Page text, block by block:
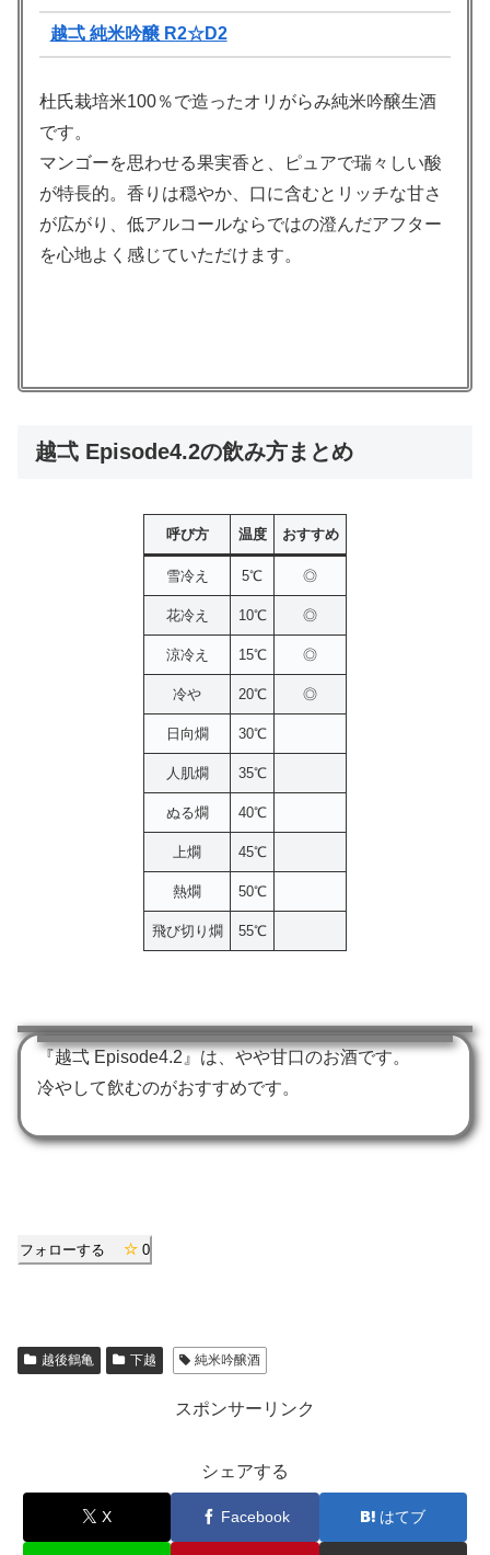
越弌 純米吟醸 R2☆D2
杜氏栽培米100％で造ったオリがらみ純米吟醸生酒
です。
マンゴーを思わせる果実香と、ピュアで瑞々しい酸
が特長的。香りは穏やか、口に含むとリッチな甘さ
が広がり、低アルコールならではの澄んだアフター
を心地よく感じていただけます。
越弌 Episode4.2の飲み方まとめ
呼び方 温度 おすすめ
雪冷え 5℃ ◎
花冷え 10℃ ◎
涼冷え 15℃ ◎
冷や 20℃ ◎
日向燗 30℃
人肌燗 35℃
ぬる燗 40℃
上燗 45℃
熱燗 50℃
飛び切り燗 55℃
『越弌 Episode4.2』は、やや甘口のお酒です。
冷やして飲むのがおすすめです。
フォローする 0
越後鶴亀 下越 純米吟醸酒
スポンサーリンク
シェアする
X Facebook はてブ